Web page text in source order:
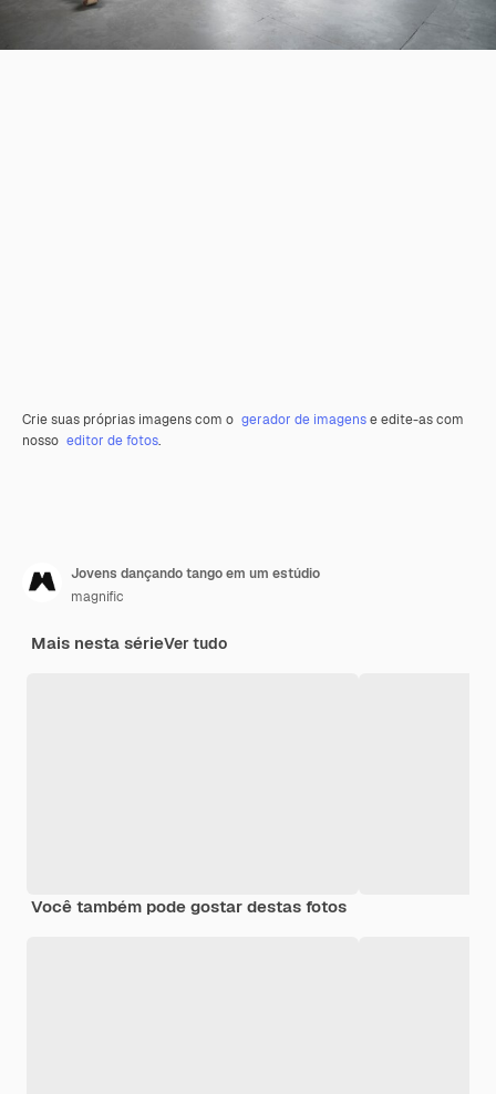
Crie suas próprias imagens com o gerador de imagense edite-as com
nosso editor de fotos.
Jovens dançando tango em um estúdio
magnific
Mais nesta sérieVer tudo
Você também pode gostar destas fotos